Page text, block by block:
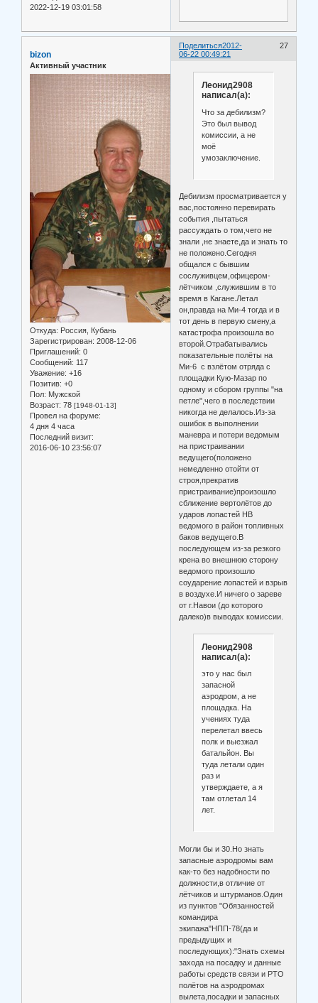
2022-12-19 03:01:58
Поделиться 27
2012-
06-22 00:49:21
bizon
Активный участник
Откуда: Россия, Кубань
Зарегистрирован: 2008-12-06
Приглашений: 0
Сообщений: 117
Уважение: +16
Позитив: +0
Пол: Мужской
Возраст: 78 [1948-01-13]
Провел на форуме:
4 дня 4 часа
Последний визит:
2016-06-10 23:56:07
Леонид2908
написал(а):
Что за дебилизм?
Это был вывод
комиссии, а не
моё
умозаключение.
Дебилизм просматривается у
вас,постоянно перевирать
события ,пытаться
рассуждать о том,чего не
знали ,не знаете,да и знать то
не положено.Сегодня
общался с бывшим
сослуживцем,офицером-
лётчиком ,служившим в то
время в Кагане.Летал
он,правда на Ми-4 тогда и в
тот день в первую смену,а
катастрофа произошла во
второй.Отрабатывались
показательные полёты на
Ми-6 с взлётом отряда с
площадки Кую-Мазар по
одному и сбором группы "на
петле",чего в последствии
никогда не делалось.Из-за
ошибок в выполнении
маневра и потери ведомым
на пристраивании
ведущего(положено
немедленно отойти от
строя,прекратив
пристраивание)произошло
сближение вертолётов до
ударов лопастей НВ
ведомого в район топливных
баков ведущего.В
последующем из-за резкого
крена во внешнюю сторону
ведомого произошло
соударение лопастей и взрыв
в воздухе.И ничего о зареве
от г.Навои (до которого
далеко)в выводах комиссии.
Леонид2908
написал(а):
это у нас был
запасной
аэродром, а не
площадка. На
учениях туда
перелетал ввесь
полк и выезжал
батальйон. Вы
туда летали один
раз и
утверждаете, а я
там отлетал 14
лет.
Могли бы и 30.Но знать
запасные аэродромы вам
как-то без надобности по
должности,в отличие от
лётчиков и штурманов.Один
из пунктов "Обязанностей
командира
экипажа"НПП-78(да и
предыдущих и
последующих):"Знать схемы
захода на посадку и данные
работы средств связи и РТО
полётов на аэродромах
вылета,посадки и запасных